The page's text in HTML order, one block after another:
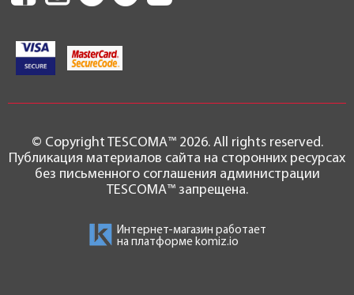
© Copyright TESCOMA™ 2026. All rights reserved.
Публикация материалов сайта на сторонних ресурсах
без письменного соглашения администрации
TESCOMA™ запрещена.
Интернет-магазин работает
на платформе komiz.io